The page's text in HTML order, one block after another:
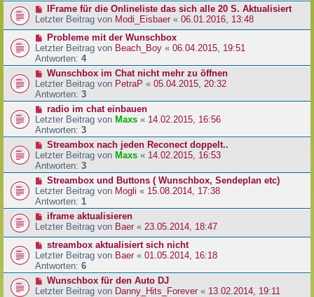
IFrame für die Onlineliste das sich alle 20 S. Aktualisiert
Letzter Beitrag von Modi_Eisbaer « 06.01.2016, 13:48
Probleme mit der Wunschbox
Letzter Beitrag von Beach_Boy « 06.04.2015, 19:51
Antworten: 4
Wunschbox im Chat nicht mehr zu öffnen
Letzter Beitrag von PetraP « 05.04.2015, 20:32
Antworten: 3
radio im chat einbauen
Letzter Beitrag von Maxs « 14.02.2015, 16:56
Antworten: 3
Streambox nach jeden Reconect doppelt..
Letzter Beitrag von Maxs « 14.02.2015, 16:53
Antworten: 3
Streambox und Buttons ( Wunschbox, Sendeplan etc)
Letzter Beitrag von Mogli « 15.08.2014, 17:38
Antworten: 1
iframe aktualisieren
Letzter Beitrag von Baer « 23.05.2014, 18:47
streambox aktualisiert sich nicht
Letzter Beitrag von Baer« 01.05.2014, 16:18
Antworten: 6
Wunschbox für den Auto DJ
Letzter Beitrag von Danny_Hits_Forever « 13.02.2014, 19:11